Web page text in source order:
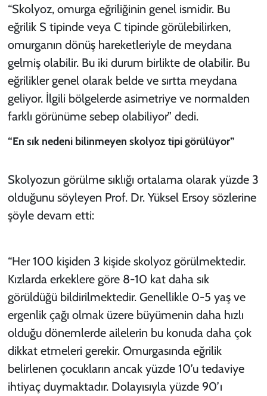
“Skolyoz, omurga eğriliğinin genel ismidir. Bu
eğrilik S tipinde veya C tipinde görülebilirken,
omurganın dönüş hareketleriyle de meydana
gelmiş olabilir. Bu iki durum birlikte de olabilir. Bu
eğrilikler genel olarak belde ve sırtta meydana
geliyor. İlgili bölgelerde asimetriye ve normalden
farklı görünüme sebep olabiliyor” dedi.
“En sık nedeni bilinmeyen skolyoz tipi görülüyor”
Skolyozun görülme sıklığı ortalama olarak yüzde 3
olduğunu söyleyen Prof. Dr. Yüksel Ersoy sözlerine
şöyle devam etti:
“Her 100 kişiden 3 kişide skolyoz görülmektedir.
Kızlarda erkeklere göre 8-10 kat daha sık
görüldüğü bildirilmektedir. Genellikle 0-5 yaş ve
ergenlik çağı olmak üzere büyümenin daha hızlı
olduğu dönemlerde ailelerin bu konuda daha çok
dikkat etmeleri gerekir. Omurgasında eğrilik
belirlenen çocukların ancak yüzde 10’u tedaviye
ihtiyaç duymaktadır. Dolayısıyla yüzde 90’ı